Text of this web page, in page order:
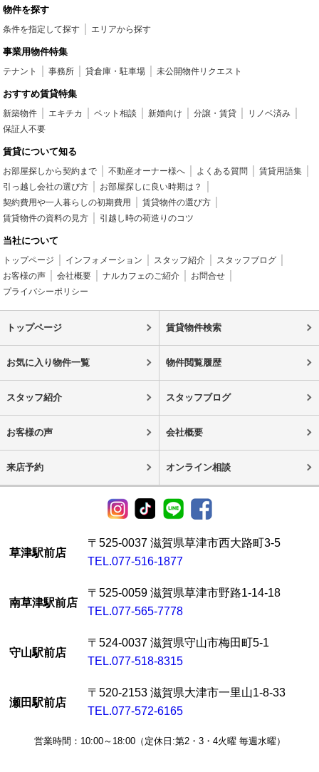
物件を探す
条件を指定して探す エリアから探す
事業用物件特集
テナント 事務所 貸倉庫・駐車場 未公開物件リクエスト
おすすめ賃貸特集
新築物件 エキチカ ペット相談 新婚向け 分譲・賃貸
リノベ済み
保証人不要
賃貸について知る
お部屋探しから契約まで 不動産オーナー様へ よくある質問
賃貸用語集
引っ越し会社の選び方
お部屋探しに良い時期は？
契約費用や一人暮らしの初期費用
賃貸物件の選び方
賃貸物件の資料の見方
引越し時の荷造りのコツ
当社について
トップページ インフォメーション スタッフ紹介
スタッフブログ
お客様の声
会社概要 ナルカフェのご紹介
お問合せ
プライバシーポリシー
トップページ 賃貸物件検索
お気に入り物件一覧 物件閲覧履歴
スタッフ紹介 スタッフブログ
お客様の声 会社概要
来店予約 オンライン相談
草津駅前店
〒525-0037 滋賀県草津市西大路町3-5
TEL.077-516-1877
南草津駅前店
〒525-0059 滋賀県草津市野路1-14-18
TEL.077-565-7778
守山駅前店
〒524-0037 滋賀県守山市梅田町5-1
TEL.077-518-8315
瀬田駅前店
〒520-2153 滋賀県大津市一里山1-8-33
TEL.077-572-6165
営業時間：10:00～18:00（定休日:第2・3・4火曜 毎週水曜）